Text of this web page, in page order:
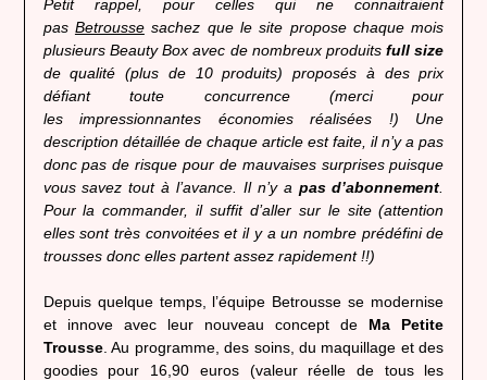
Petit rappel, pour celles qui ne connaitraient
pas Betroussesachez que le site propose chaque mois
plusieurs Beauty Box avec de nombreux produitsfull size
de qualité (plus de 10 produits) proposés à des prix
défiant toute concurrence (merci pour
les impressionnantes économies réalisées !) Une
description détaillée de chaque article est faite, il n’y a pas
donc pas de risque pour de mauvaises surprises puisque
vous savez tout à l’avance. Il n’y a pas d’abonnement
Pour la commander, il suffit d’aller sur le site (attention
elles sont très convoitées et il y a un nombre prédéfini de
trousses donc elles partent assez rapidement !!)
Depuis quelque temps, l’équipe Betrousse se modernise
et innove avec leur nouveau concept de Ma Petite
Trousse. Au programme, des soins, du maquillage et des
goodies pour 16,90 euros (valeur réelle de tous les